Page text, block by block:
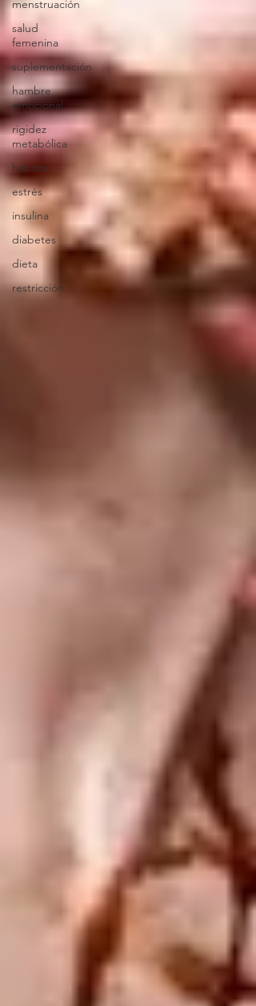
menstruación
salud
femenina
suplementación
hambre
emocional
rigidez
metabólica
hábitos
estrés
insulina
diabetes
dieta
restricción